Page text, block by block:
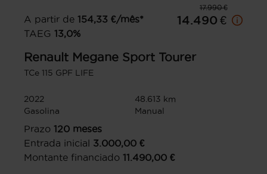
17.990 €
A partir de 154,33 €/mês*
TAEG 13,0%
14.490 €
Renault Megane Sport Tourer
TCe 115 GPF LIFE
2022
48.613 km
Gasolina
Manual
Prazo 120 meses
Entrada inicial 3.000,00 €
Montante financiado 11.490,00 €